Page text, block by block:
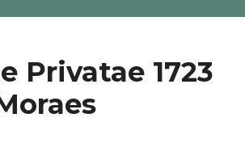
Privatae 1723